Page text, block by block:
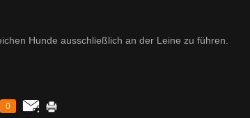
Hunde ausschließlich an der Leine zu führen.
0